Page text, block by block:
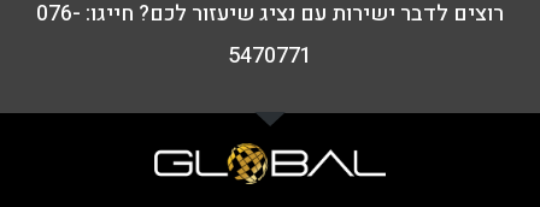
רוצים לדבר ישירות עם נציג שיעזור לכם? חייגו: 076-
5470771